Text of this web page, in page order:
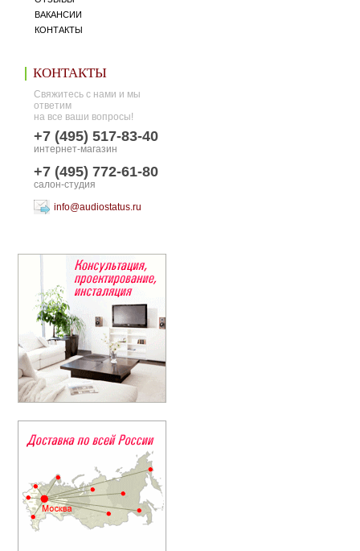
ВАКАНСИИ
КОНТАКТЫ
КОНТАКТЫ
Свяжитесь с нами и мы
ответим
на все ваши вопросы!
+7 (495) 517-83-40
интернет-магазин
+7 (495) 772-61-80
салон-студия
info@audiostatus.ru